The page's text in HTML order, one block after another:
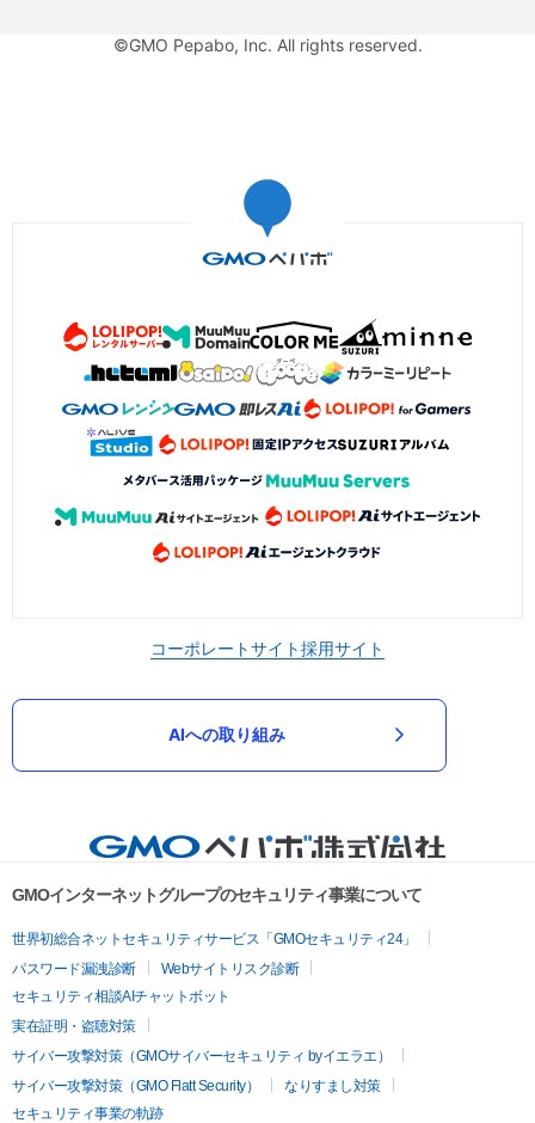
©GMO Pepabo, Inc. All rights reserved.
コーポレートサイト採用サイト
AIへの取り組み
GMOインターネットグループのセキュリティ事業について
世界初総合ネットセキュリティサービス「GMOセキュリティ24」
パスワード漏洩診断
Webサイトリスク診断
セキュリティ相談AIチャットボット
実在証明・盗聴対策
サイバー攻撃対策（GMOサイバーセキュリティ byイエラエ）
サイバー攻撃対策（GMO Flatt Security）
なりすまし対策
セキュリティ事業の軌跡